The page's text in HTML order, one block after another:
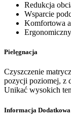
Redukcja
Wsparcie
Komfortowa
Pielęgnacja
Czyszczenie
pozycji poziomej, z
Unikać wysokich
Informacja Dodatkowa